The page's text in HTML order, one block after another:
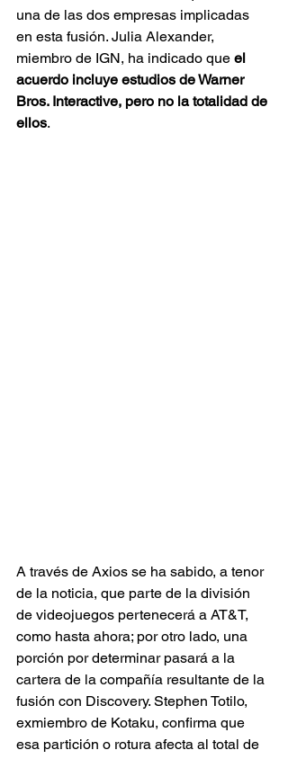
una de las dos empresas implicadas
en esta fusión. Julia Alexander,
miembro de IGN, ha indicado que el
acuerdo incluye estudios de Warner
Bros. Interactive, pero no la totalidad de
ellos.
A través de Axios se ha sabido, a tenor
de la noticia, que parte de la división
de videojuegos pertenecerá a AT&T,
como hasta ahora; por otro lado, una
porción por determinar pasará a la
cartera de la compañía resultante de la
fusión con Discovery. Stephen Totilo,
exmiembro de Kotaku, confirma que
esa partición o rotura afecta al total de